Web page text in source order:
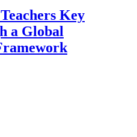
Key
a Global